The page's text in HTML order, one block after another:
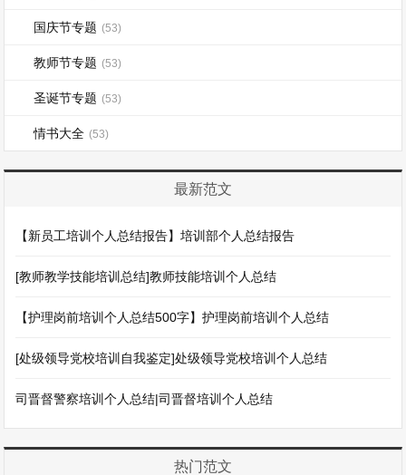
国庆节专题 (53)
教师节专题 (53)
圣诞节专题 (53)
情书大全 (53)
最新范文
【新员工培训个人总结报告】培训部个人总结报告
[教师教学技能培训总结]教师技能培训个人总结
【护理岗前培训个人总结500字】护理岗前培训个人总结
[处级领导党校培训自我鉴定]处级领导党校培训个人总结
司晋督警察培训个人总结|司晋督培训个人总结
热门范文